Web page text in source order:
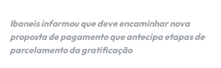
Ibaneis informou que deve encaminhar nova
proposta de pagamento que antecipa etapas de
parcelamento da gratificação